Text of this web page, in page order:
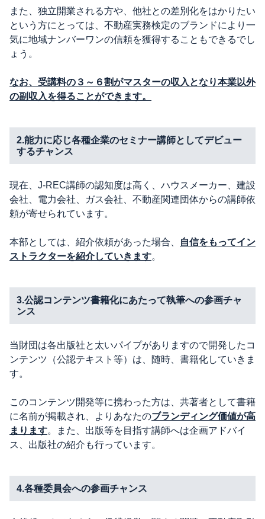
また、独立開業される方や、他社との差別化をはかりたい
という方にとっては、不動産実務検定のブランドにより一
気に地域ナンバーワンの信頼を獲得することもできるでし
ょう。
なお、 受講料の３～６割がマスターの収入となり本業以外
の副収入を得ることができます。
2.能力に応じ各種企業のセミナー講師としてデビュー
するチャンス
現在、J-REC講師の認知度は高く、ハウスメーカー、建設
会社、電力会社、ガス会社、不動産関連団体からの講師依
頼が寄せられています。
本部としては、紹介依頼があった場合、
自信をもってイン
ストラクターを紹介していきます。
3.公認コンテンツ書籍化にあたって執筆への参画チャ
ンス
当財団は各出版社と太いパイプがありますので開発したコ
ンテンツ（公認テキスト等）は、随時、書籍化していきま
す。
このコンテンツ開発等に携わった方は、共著者として書籍
に名前が掲載され、よりあなたのブランディング価値が高
まります。また、出版等を目指す講師へは企画アドバイ
ス、出版社の紹介も行っています。
4.各種委員会への参画チャンス